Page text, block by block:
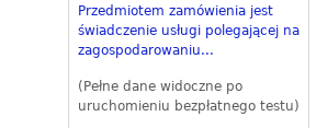
Przedmiotem zamówienia jest
świadczenie usługi polegającej na
zagospodarowaniu...
(Pełne dane widoczne po
uruchomieniu bezpłatnego testu)